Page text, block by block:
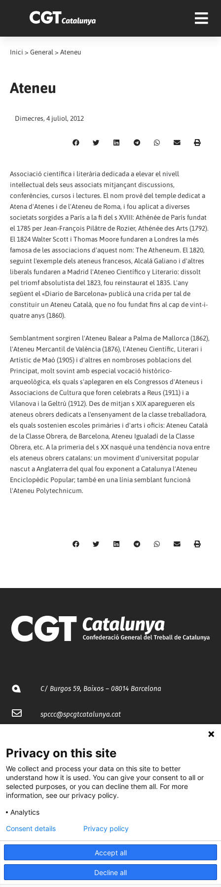
Inici > General > Ateneu
Ateneu
Dimecres, 4 juliol, 2012
Associació científica i literària dedicada a elevar el nivell
intel·lectual dels seus associats mitjançant discussions,
conferències, cursos i lectures. El nom prové del temple dedicat a
Atena d'Atenes i de l'Ateneu de Roma, i fou aplicat a diverses
societats sorgides a París a la fi del s XVIII: Athénée de París fundat
el 1785 per Jean-François Pilâtre de Rozier, Athénée des Arts (1792).
El 1824 Walter Scott i Thomas Moore fundaren a Londres la més
famosa de les associacions d'aquest nom: The Atheneum. El 1820,
seguint l'exemple dels ateneus francesos, Alcalá Galiano i d'altres
liberals fundaren a Madrid l'Ateneo Científico y Literario: dissolt
pel triomf absolutista del 1823, fou reinstaurat el 1835. L'any
següent el «Diario de Barcelona» publicà una crida per tal de
constituir un Ateneu Català, que no fou fundat fins al cap de vint-i-
quatre anys (1860).
Semblantment sorgiren l'Ateneu Balear a Palma de Mallorca (1862),
l'Ateneu Mercantil de València (1876), l'Ateneu Científic, Literari i
Artístic de Maó (1905) i d'altres en nombroses poblacions del
Principat, molt sovint amb especial vocació històrico-
arqueològica, els quals s'aplegaren en els Congressos d'Ateneus i
Associacions de Cultura que foren celebrats a Reus (1911) i a
Vilanova i la Geltrú (1912). Des de mitjan s XIX aparegueren els
ateneus obrers dedicats a l'ensenyament de la classe treballadora,
els quals sostenien escoles primàries i d'arts i oficis: Ateneu Català
de la Classe Obrera, de Barcelona, Ateneu Igualadí de la Classe
Obrera, etc. A la primeria del s XX nasqué una tendència nova entre
els ateneus obrers catalans: un moviment d'universitat popular
nascut a Anglaterra del qual fou exponent a Catalunya l'Ateneu
Enciclopèdic Popular; també en una línia semblant funcionà
l'Ateneu Polytechnicum.
C/ Burgos 59, Baixos – 08014 Barcelona
spccc@spcgtcatalunya.cat
@CGTCatalunya
cgtcatalunya
cgtcatalunya
Desenvolupat per
Privacy on this site
We collect and process your data on this site to better
understand how it is used. You can give your consent to all or
selected purposes, or you can decline them all. For more
information, see our privacy policy.
Analytics
Accept all
Decline all
Consent details Privacy policy